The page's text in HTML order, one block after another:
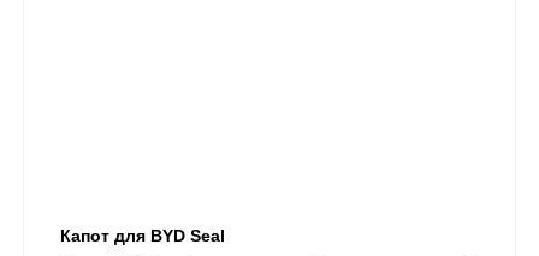
Капот для BYD Seal